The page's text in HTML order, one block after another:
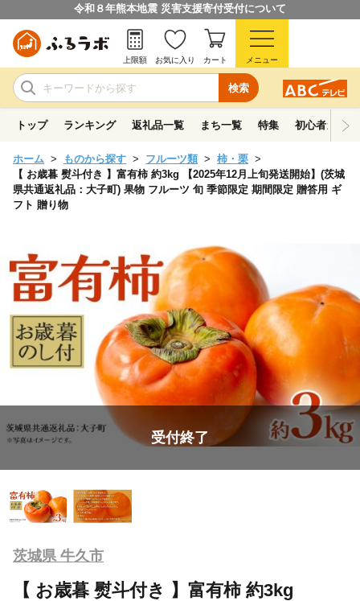
令和８年熊本地震 災害支援寄付受付について
検索
上限額 お気に入り カート メニュー
トップ ランキング 返礼品一覧 まち一覧 特集 初心者ガイド
ホーム ものから探す フルーツ類
柿・栗
【 お歳暮 熨斗付き 】富有柿 約3kg 【2025年12月上旬発送開始】(茨城
県共通返礼品：大子町) 果物 フルーツ 旬 季節限定 期間限定 贈答用 ギ
フト 贈り物
受付終了
茨城県 牛久市
【 お歳暮 熨斗付き 】富有柿 約3kg